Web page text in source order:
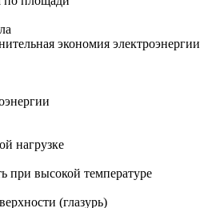
экономия электроэнергии
нагрузке
при высокой температуре
(глазурь)